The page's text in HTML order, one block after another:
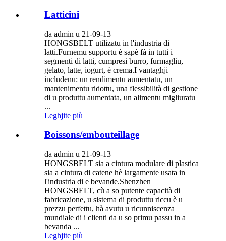
Latticini
da admin u 21-09-13
HONGSBELT utilizatu in l'industria di
latti.Furnemu supportu è sapè fà in tutti i
segmenti di latti, cumpresi burro, furmagliu,
gelato, latte, iogurt, è crema.I vantaghji
includenu: un rendimentu aumentatu, un
mantenimentu ridottu, una flessibilità di gestione
di u produttu aumentata, un alimentu migliuratu
...
Leghjite più
Boissons/embouteillage
da admin u 21-09-13
HONGSBELT sia a cintura modulare di plastica
sia a cintura di catene hè largamente usata in
l'industria di e bevande.Shenzhen
HONGSBELT, cù a so putente capacità di
fabricazione, u sistema di produttu riccu è u
prezzu perfettu, hà avutu u ricunniscenza
mundiale di i clienti da u so primu passu in a
bevanda ...
Leghjite più